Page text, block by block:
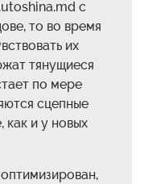
с
то во время
их
тянущиеся
по мере
сцепные
и у новых